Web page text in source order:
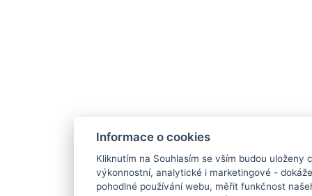
Informace o cookies
Kliknutím na Souhlasím se vším budou uloženy
výkonnostní, analytické i marketingové -
pohodlné používání webu, měřit funkčnost